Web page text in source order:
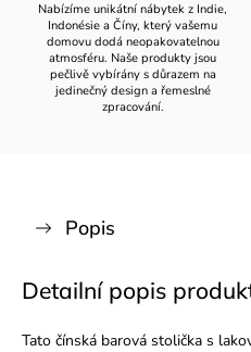
Nabízíme unikátní nábytek z Indie,
Indonésie a Číny, který vašemu
domovu dodá neopakovatelnou
atmosféru. Naše produkty jsou
pečlivě vybírány s důrazem na
jedinečný design a řemeslné
zpracování.
Popis
Detailní popis
Tato čínská barová stolička s